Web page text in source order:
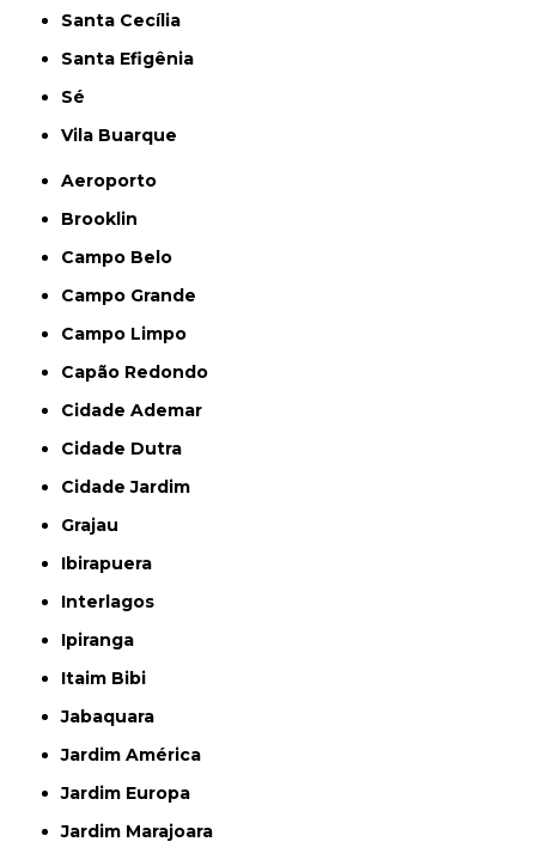
Santa Cecília
Santa Efigênia
Sé
Vila Buarque
Aeroporto
Brooklin
Campo Belo
Campo Grande
Campo Limpo
Capão Redondo
Cidade Ademar
Cidade Dutra
Cidade Jardim
Grajau
Ibirapuera
Interlagos
Ipiranga
Itaim Bibi
Jabaquara
Jardim América
Jardim Europa
Jardim Marajoara